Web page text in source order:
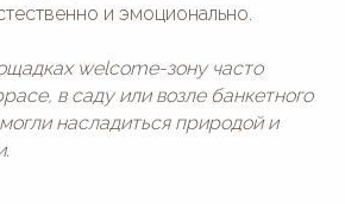
и эмоционально.
welcome-зону часто
в саду или возле банкетного
насладиться природой и